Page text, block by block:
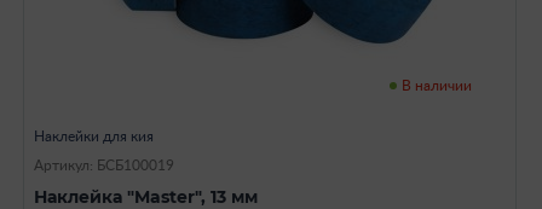
В наличии
Наклейки для кия
Артикул: БСБ100019
Наклейка "Master", 13 мм